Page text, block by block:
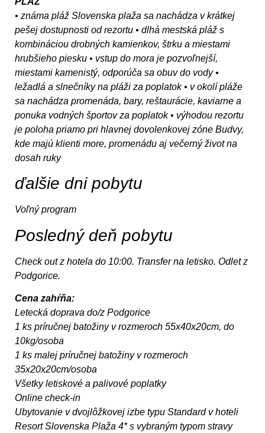
• známa pláž Slovenska plaža sa nachádza v krátkej
pešej dostupnosti od rezortu • dlhá mestská pláž s
kombináciou drobných kamienkov, štrku a miestami
hrubšieho piesku • vstup do mora je pozvoľnejší,
miestami kamenistý, odporúča sa obuv do vody •
ležadlá a slnečníky na pláži za poplatok • v okolí pláže
sa nachádza promenáda, bary, reštaurácie, kaviarne a
ponuka vodných športov za poplatok • výhodou rezortu
je poloha priamo pri hlavnej dovolenkovej zóne Budvy,
kde majú klienti more, promenádu aj večerný život na
dosah ruky
ďalšie dni pobytu
Voľný program
Posledný deň pobytu
Check out z hotela do 10:00. Transfer na letisko. Odlet z
Podgorice.
Cena zahŕňa:
Letecká doprava do/z Podgorice
1 ks príručnej batožiny v rozmeroch 55x40x20cm, do
10kg/osoba
1 ks malej príručnej batožiny v rozmeroch
35x20x20cm/osoba
Všetky letiskové a palivové poplatky
Online check-in
Ubytovanie v dvojlôžkovej izbe typu Standard v hoteli
Resort Slovenska Plaža 4* s vybraným typom stravy